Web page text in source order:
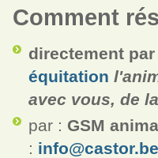
Comment
directement
équitation
avec vous, de
par : GSM
: info@castor.be